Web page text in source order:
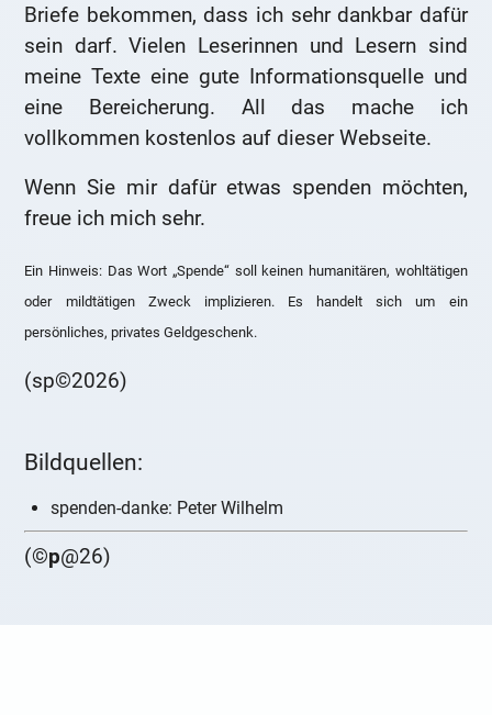
Briefe bekommen, dass ich sehr dankbar dafür
sein darf. Vielen Leserinnen und Lesern sind
meine Texte eine gute Informationsquelle und
eine Bereicherung. All das mache ich
vollkommen kostenlos auf dieser Webseite.
Wenn Sie mir dafür etwas spenden möchten,
freue ich mich sehr.
Ein Hinweis: Das Wort „Spende“ soll keinen humanitären, wohltätigen
oder mildtätigen Zweck implizieren. Es handelt sich um ein
persönliches, privates Geldgeschenk.
(sp©2026)
Bildquellen:
spenden-danke: Peter Wilhelm
(©p@26)